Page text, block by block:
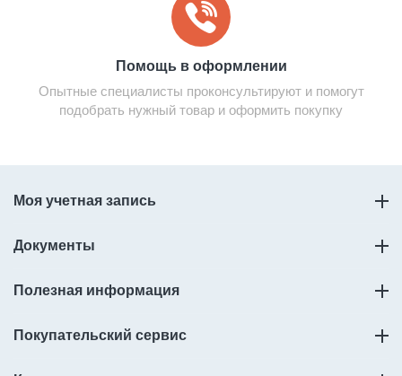
Помощь в оформлении
Опытные специалисты проконсультируют и помогут
подобрать нужный товар и оформить покупку
Моя учетная запись
Документы
Полезная информация
Покупательский сервис